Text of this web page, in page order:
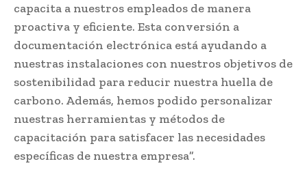
capacita a nuestros empleados de manera
proactiva y eficiente. Esta conversión a
documentación electrónica está ayudando a
nuestras instalaciones con nuestros objetivos de
sostenibilidad para reducir nuestra huella de
carbono. Además, hemos podido personalizar
nuestras herramientas y métodos de
capacitación para satisfacer las necesidades
específicas de nuestra empresa”.